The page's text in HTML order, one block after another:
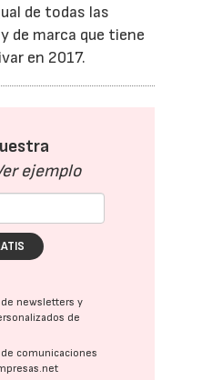
de todas las
de marca que tiene
en 2017.
ejemplo
newsletters y
de
comunicaciones